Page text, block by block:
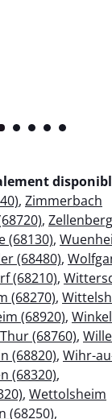
, Zimmerbach
, Zellenberg
(68130),
(68480),
(68210),
(68270),
(68920), Winkel
(68760),
(68820), Wihr-
(68320),
, Wettolsheim
(68250),